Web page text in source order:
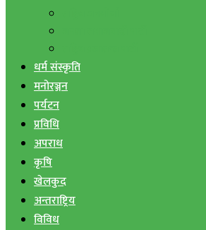
धर्म संस्कृति
मनोरञ्जन
पर्यटन
प्रविधि
अपराध
कृषि
खेलकुद
अन्तराष्ट्रिय
विविध